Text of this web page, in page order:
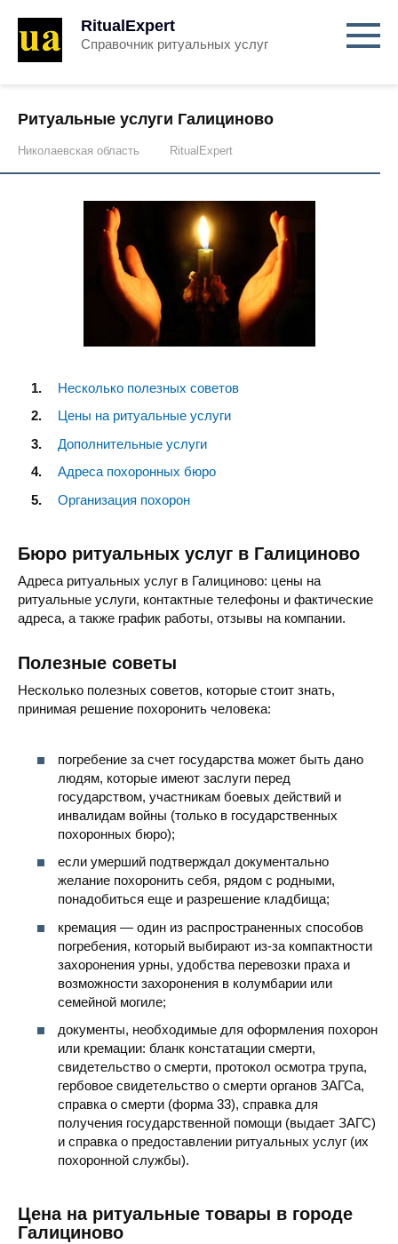
RitualExpert
Справочник ритуальных услуг
Ритуальные услуги Галициново
Николаевская область RitualExpert
Несколько полезных советов
Цены на ритуальные услуги
Дополнительные услуги
Адреса похоронных бюро
Организация похорон
Бюро ритуальных услуг в Галициново
Адреса ритуальных услуг в Галициново: цены на
ритуальные услуги, контактные телефоны и фактические
адреса, а также график работы, отзывы на компании.
Полезные советы
Несколько полезных советов, которые стоит знать,
принимая решение похоронить человека:
погребение за счет государства может быть дано
людям, которые имеют заслуги перед
государством, участникам боевых действий и
инвалидам войны (только в государственных
похоронных бюро);
если умерший подтверждал документально
желание похоронить себя, рядом с родными,
понадобиться еще и разрешение кладбища;
кремация — один из распространенных способов
погребения, который выбирают из-за компактности
захоронения урны, удобства перевозки праха и
возможности захоронения в колумбарии или
семейной могиле;
документы, необходимые для оформления похорон
или кремации: бланк констатации смерти,
свидетельство о смерти, протокол осмотра трупа,
гербовое свидетельство о смерти органов ЗАГСа,
справка о смерти (форма 33), справка для
получения государственной помощи (выдает ЗАГС)
и справка о предоставлении ритуальных услуг (их
похоронной службы).
Цена на ритуальные товары в городе
Галициново